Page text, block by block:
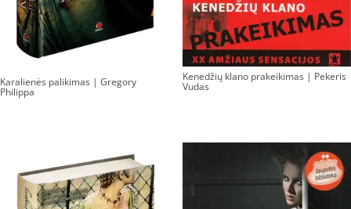
Karalienės palikimas | Gregory
Philippa
Kenedžių klano prakeikimas | Pekeris
Vudas